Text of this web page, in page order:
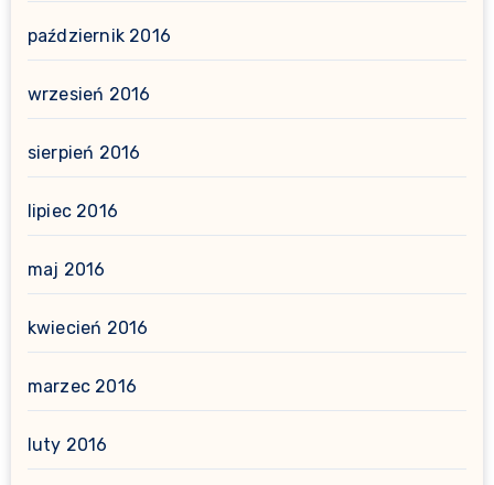
październik 2016
wrzesień 2016
sierpień 2016
lipiec 2016
maj 2016
kwiecień 2016
marzec 2016
luty 2016